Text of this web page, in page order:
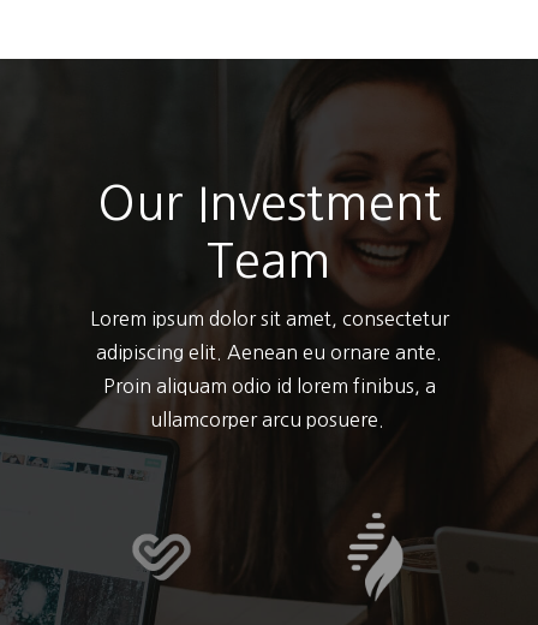
Our Investment
Team
Lorem ipsum dolor sit amet, consectetur
adipiscing elit. Aenean eu ornare ante.
Proin aliquam odio id lorem finibus, a
ullamcorper arcu posuere.